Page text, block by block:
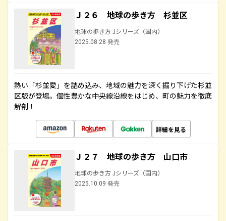
Ｊ２６ 地球の歩き方 杉並区
地球の歩き方 Jシリーズ（国内）
2025.08.28 発売
熱い「杉並愛」を詰め込み、地域の魅力を深く掘り下げた杉並
区版が登場。個性豊かな中央線沿線をはじめ、町の魅力を徹底
解剖！
詳細を見る
Ｊ２７ 地球の歩き方 山口市
地球の歩き方 Jシリーズ（国内）
2025.10.09 発売